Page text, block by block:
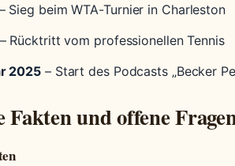
Sieg beim WTA-Turnier in Charleston
Rücktritt vom professionellen Tennis
2025 – Start des Podcasts „Becker
Fakten und offene